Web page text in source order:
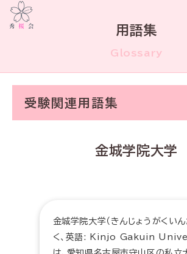
用語集
Glossary
受験関連用語集
金城学院大学
金城学院大学（きんじょうがくい
く、英語: Kinjo Gakuin